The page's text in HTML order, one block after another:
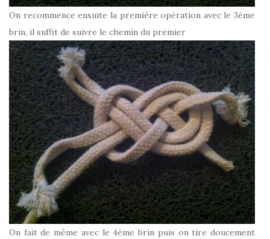
On recommence ensuite la première opération avec le 3ème
brin, il suffit de suivre le chemin du premier
On fait de même avec le 4ème brin puis on tire doucement